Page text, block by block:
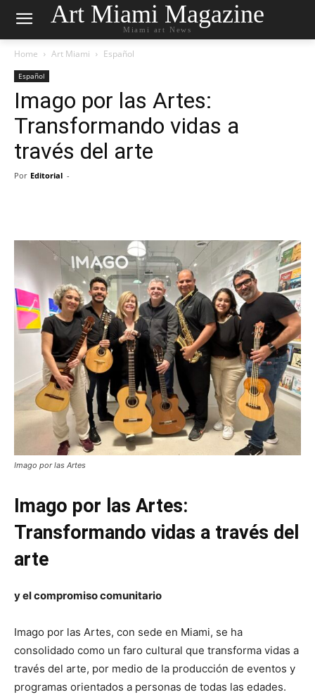
Art Miami Magazine
Miami art News
Home Art Miami Español
Español
Imago por las Artes:
Transformando vidas a
través del arte
Por Editorial -
Imago por las Artes
Imago por las Artes:
Transformando vidas a través del
arte
y el compromiso comunitario
Imago por las Artes, con sede en Miami, se ha
consolidado como un faro cultural que transforma vidas a
través del arte, por medio de la producción de eventos y
programas orientados a personas de todas las edades.